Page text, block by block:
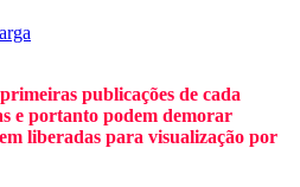
publicações de cada
e portanto podem demorar
liberadas para visualização por